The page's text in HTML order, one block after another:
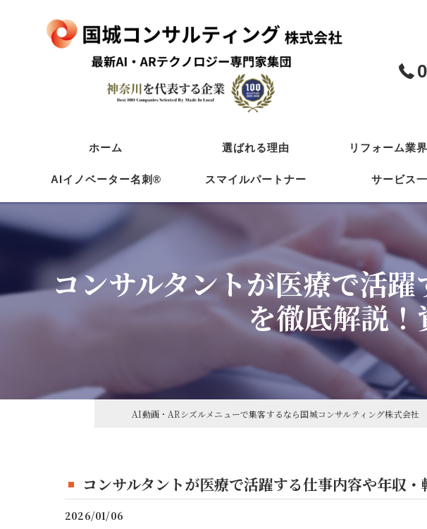
ホーム 選ばれる理由
飲食店
リフォーム業
(一社) 日本自然
AIイノベーター名刺®
初めての方へ
AIイノベーター名刺
飲食店活用法
スポーツチーム活用法
スマイルパートナー サービス
コンサルタントが医療で活
を徹底解説
AI動画・ARシズルメニューで集客するなら国城コンサルティング株式会社
コンサルタントが医療で活躍する仕事内容や年収
2026/01/06